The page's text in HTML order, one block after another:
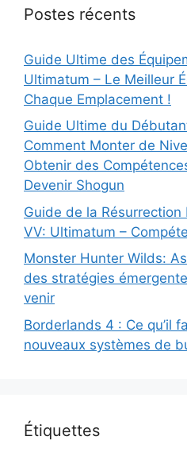
Postes récents
Guide Ultime des
Ultimatum – Le Meilleur
Chaque Emplacement !
Guide Ultime du
Comment Monter de
Obtenir des
Devenir Shogun
Guide de la
VV: Ultimatum –
Monster Hunter Wilds:
des stratégies
venir
Borderlands 4 : Ce qu’il
nouveaux systèmes de
Étiquettes